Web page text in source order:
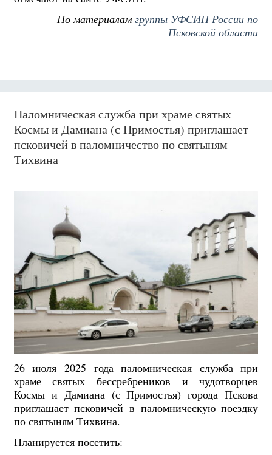
По материаламгруппы УФСИН России по
Псковской области
Паломническая служба при храме святых
Космы и Дамиана (с Примостья) приглашает
псковичей в паломничество по святыням
Тихвина
26 июля 2025 года паломническая служба при
храме святых бессребреников и чудотворцев
Космы и Дамиана (с Примостья) города Пскова
приглашает псковичей в паломническую поездку
по святыням Тихвина.
Планируется посетить: